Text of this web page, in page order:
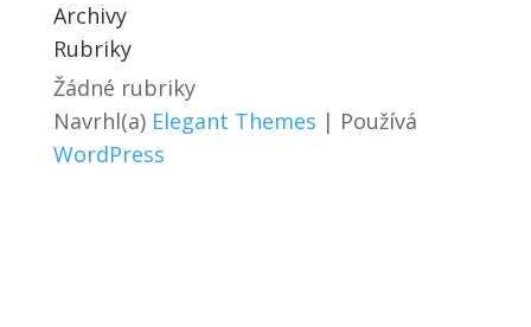
Archivy
Rubriky
Žádné rubriky
Navrhl(a) Elegant Themes | Používá
WordPress